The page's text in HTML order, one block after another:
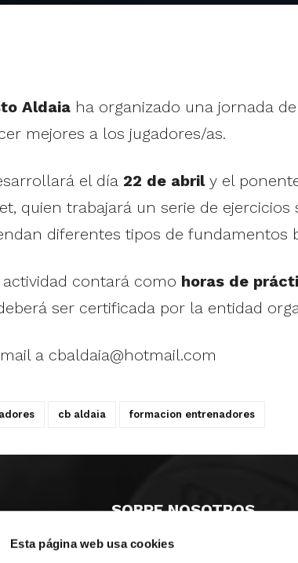
Esta página web usa cookies
Aldaiaha organizado una jornada
mejores a los jugadores/as.
el día 22 de abrily el
quien trabajará un serie de
diferentes tipos de fundamentos
actividad contará como horas de
ser certificada por la entidad
a cbaldaia@hotmail.com
cb aldaia formacion entrenadores
SOBRE NOSOTROS
CASTELLON